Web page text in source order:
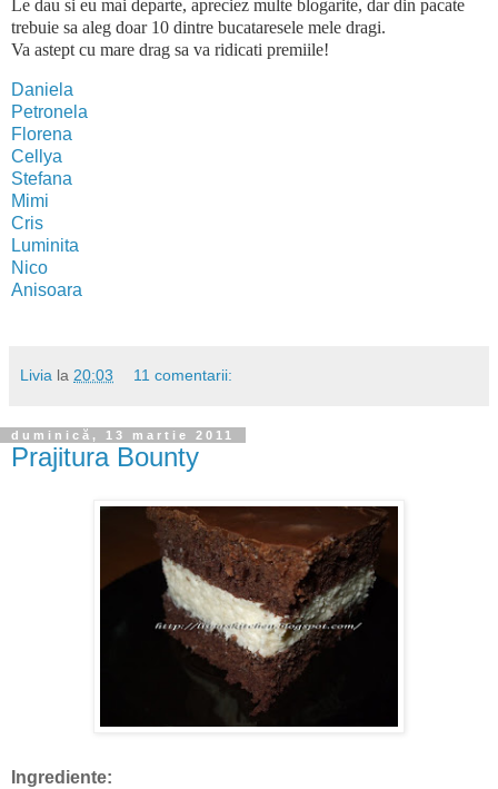
Le dau si eu mai departe, apreciez multe blogarite, dar din pacate
trebuie sa aleg doar 10 dintre bucataresele mele dragi.
Va astept cu mare drag sa va ridicati premiile!
Daniela
Petronela
Florena
Cellya
Stefana
Mimi
Cris
Luminita
Nico
Anisoara
Livia la 20:03 11 comentarii:
duminică, 13 martie 2011
Prajitura Bounty
Ingrediente: